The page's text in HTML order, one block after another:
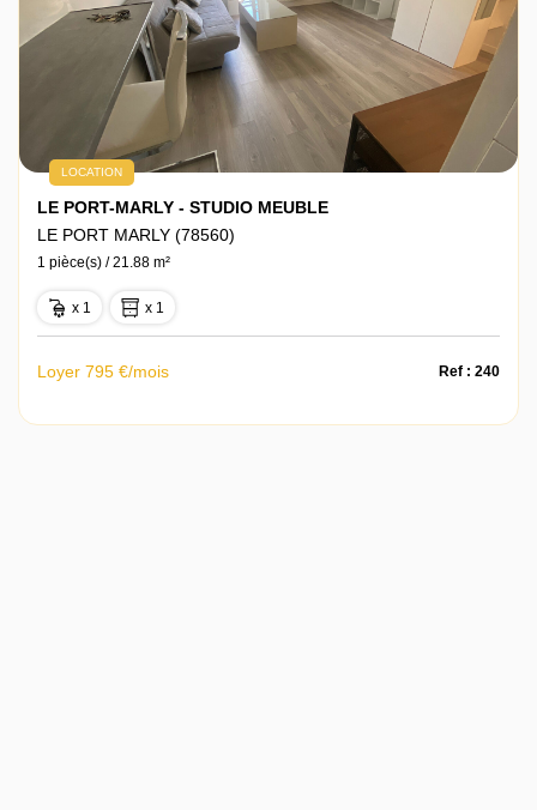
LOCATION
LE PORT-MARLY - STUDIO MEUBLE
LE PORT MARLY (78560)
1 pièce(s) / 21.88 m²
x 1 x 1
Loyer 795 €/mois Ref : 240